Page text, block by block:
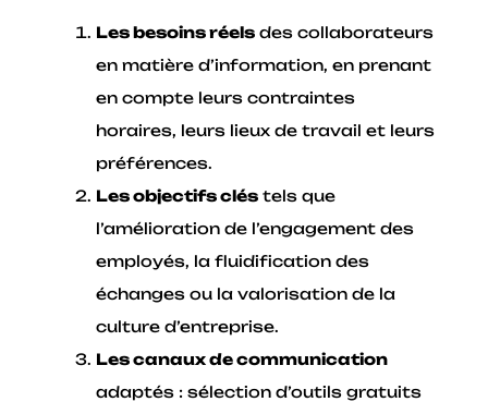
Les besoins réels des collaborateurs
en matière d’information, en prenant
en compte leurs contraintes
horaires, leurs lieux de travail et leurs
préférences.
Les objectifs clés tels que
l’amélioration de l’engagement des
employés, la fluidification des
échanges ou la valorisation de la
culture d’entreprise.
Les canaux de communication
adaptés : sélection d’outils gratuits